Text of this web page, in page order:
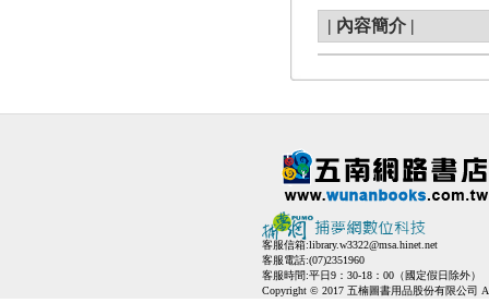
| 內容簡介 |
客服信箱:library.w3322@msa.hinet.net
客服電話:(07)2351960
客服時間:平日9：30-18：00（國定假日除外）
Copyright © 2017 五楠圖書用品股份有限公司